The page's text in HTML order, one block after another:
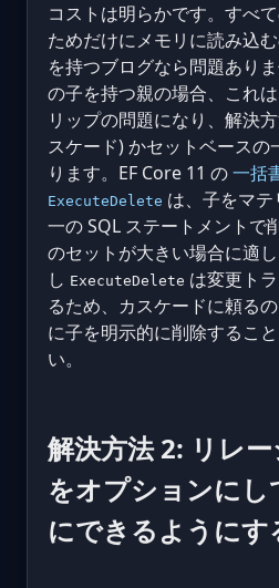
コストは明らかです。すべ
ためだけにメモリに読み込
を持つブログなら問題あり
の子を持つ親の場合、これ
リップの問題になり、解決
スケード) かセットベースの
ります。EF Core 11 の一括
ExecuteDelete は、子をマ
一の SQL ステートメントで
のセットが大きい場合に適
し ExecuteDelete は変更ト
るため、カスケードに頼る
に子を明示的に削除するこ
い。
解決方法 2: リレ
をオプションに
にできるようにす